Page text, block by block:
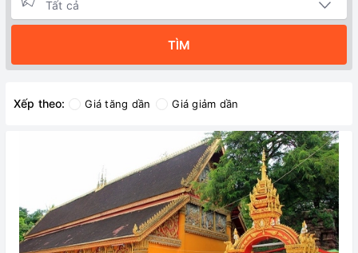
TÌM
Xếp theo: Giá tăng dần Giá giảm dần